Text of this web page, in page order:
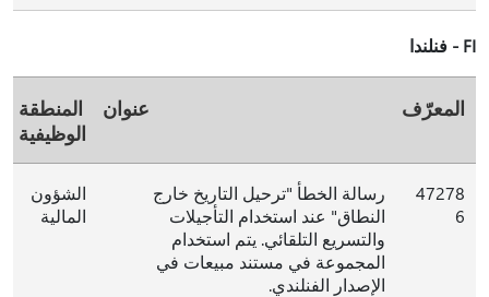
FI - فنلندا
المعرّف عنوان
المنطقة
الوظيفية
47278
6
رسالة الخطأ "ترحيل التاريخ خارج
النطاق" عند استخدام التأجيلات
والتسريع التلقائي. يتم استخدام
المجموعة في مستند مبيعات في
الإصدار الفنلندي.
الشؤون
المالية